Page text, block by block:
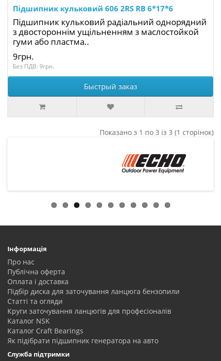
Підшипник кульковий 606 2RS RB 6*17*6
Підшипник кульковий радіальний однорядний
з двостороннім ущільненням з маслостойкой
гуми або пластма..
9грн.
Без ПДВ: 9грн.
Быстрый заказ
Показано з 1 по 3 із 3 (1 сторінок)
Інформація
Про нас
Публічна оферта
Оплата і доставка
Підбір диска для заточування ланцюга бензопили
Статті та огляди
Круги заточування ланцюгів для професіоналів
Каталог NSK
Каталог Craft Bearings
Як підібрати підшипник генератора на авто
Служба підтримки